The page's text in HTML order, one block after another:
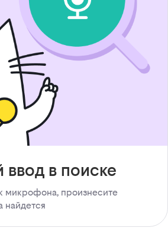
ввод в поиске
микрофона, произнесите
найдется